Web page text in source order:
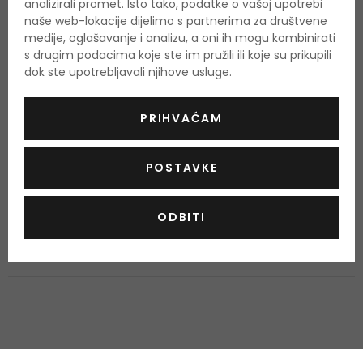
Upozorenje: Zapaljivo! Nemojte ga koristiti u blizini vatre! Ne
nanositi blizu očiju ili nadražene i osjetljive kože. Rok trajanja
nakon otvaranja označen je na ambalaži.
Ukoliko želite dobiti popis sastojaka za ovaj proizvod, molimo
ovaj način, pobrinut ćemo se da zaprimite aktualni i ažurirani
analizirali promet. Isto tako, podatke o vašoj upotrebi
naše web-lokacije dijelimo s partnerima za društvene
medije, oglašavanje i analizu, a oni ih mogu kombinirati
s drugim podacima koje ste im pružili ili koje su prikupili
dok ste upotrebljavali njihove usluge.
PRIHVAĆAM
POSTAVKE
ODBITI